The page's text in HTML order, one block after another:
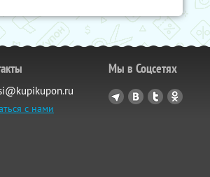
с нами
Мы в Соцсетях